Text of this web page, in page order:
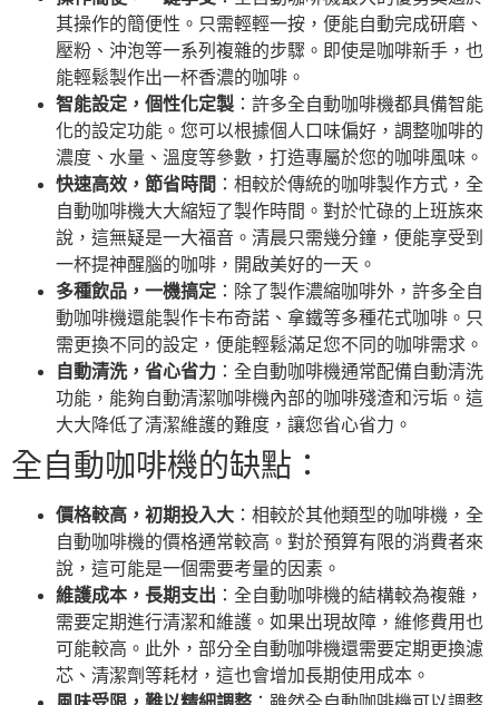
其操作的簡便性。只需輕輕一按，便能自動完成研磨、
壓粉、沖泡等一系列複雜的步驟。即使是咖啡新手，也
能輕鬆製作出一杯香濃的咖啡。
智能設定，個性化定製 ：許多全自動咖啡機都具備智能
化的設定功能。您可以根據個人口味偏好，調整咖啡的
濃度、水量、溫度等參數，打造專屬於您的咖啡風味。
快速高效，節省時間 ：相較於傳統的咖啡製作方式，全
自動咖啡機大大縮短了製作時間。對於忙碌的上班族來
說，這無疑是一大福音。清晨只需幾分鐘，便能享受到
一杯提神醒腦的咖啡，開啟美好的一天。
多種飲品，一機搞定 ：除了製作濃縮咖啡外，許多全自
動咖啡機還能製作卡布奇諾、拿鐵等多種花式咖啡。只
需更換不同的設定，便能輕鬆滿足您不同的咖啡需求。
自動清洗，省心省力 ：全自動咖啡機通常配備自動清洗
功能，能夠自動清潔咖啡機內部的咖啡殘渣和污垢。這
大大降低了清潔維護的難度，讓您省心省力。
全自動咖啡機的缺點：
價格較高，初期投入大 ：相較於其他類型的咖啡機，全
自動咖啡機的價格通常較高。對於預算有限的消費者來
說，這可能是一個需要考量的因素。
維護成本，長期支出 ：全自動咖啡機的結構較為複雜，
需要定期進行清潔和維護。如果出現故障，維修費用也
可能較高。此外，部分全自動咖啡機還需要定期更換濾
芯、清潔劑等耗材，這也會增加長期使用成本。